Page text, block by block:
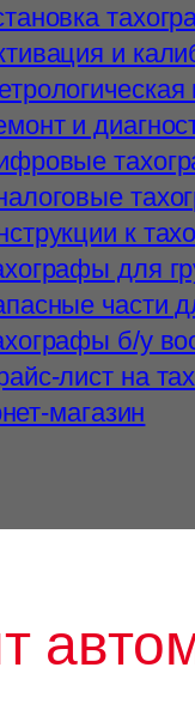
и
и
к
для
части
б/у
лист на
магазин